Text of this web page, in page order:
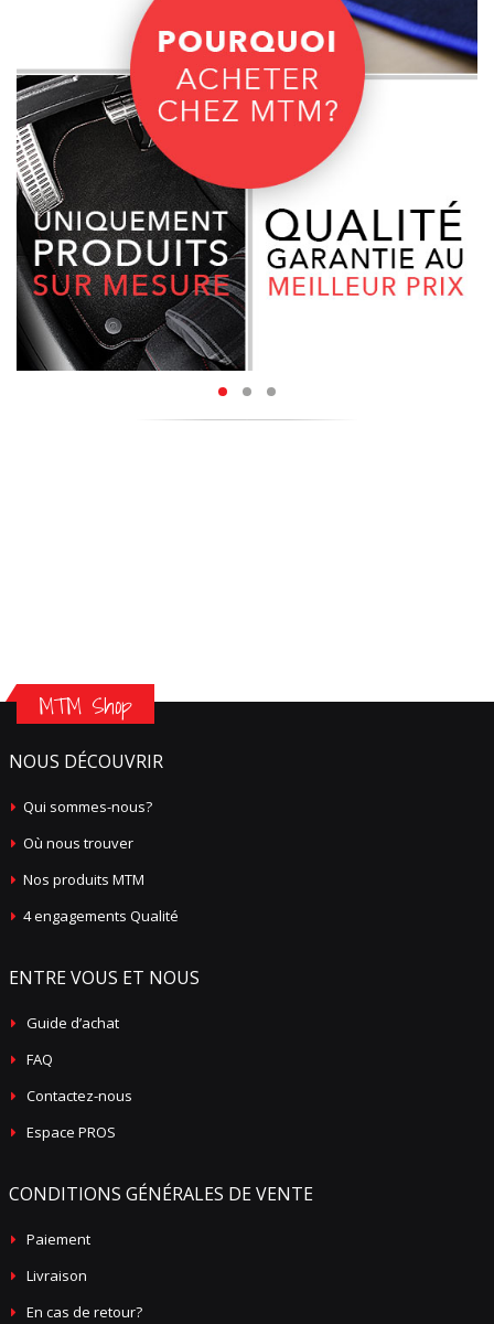
MTM Shop
NOUS DÉCOUVRIR
Qui sommes-nous?
Où nous trouver
Nos produits MTM
4 engagements Qualité
ENTRE VOUS ET NOUS
Guide d’achat
FAQ
Contactez-nous
Espace PROS
CONDITIONS GÉNÉRALES DE VENTE
Paiement
Livraison
En cas de retour?